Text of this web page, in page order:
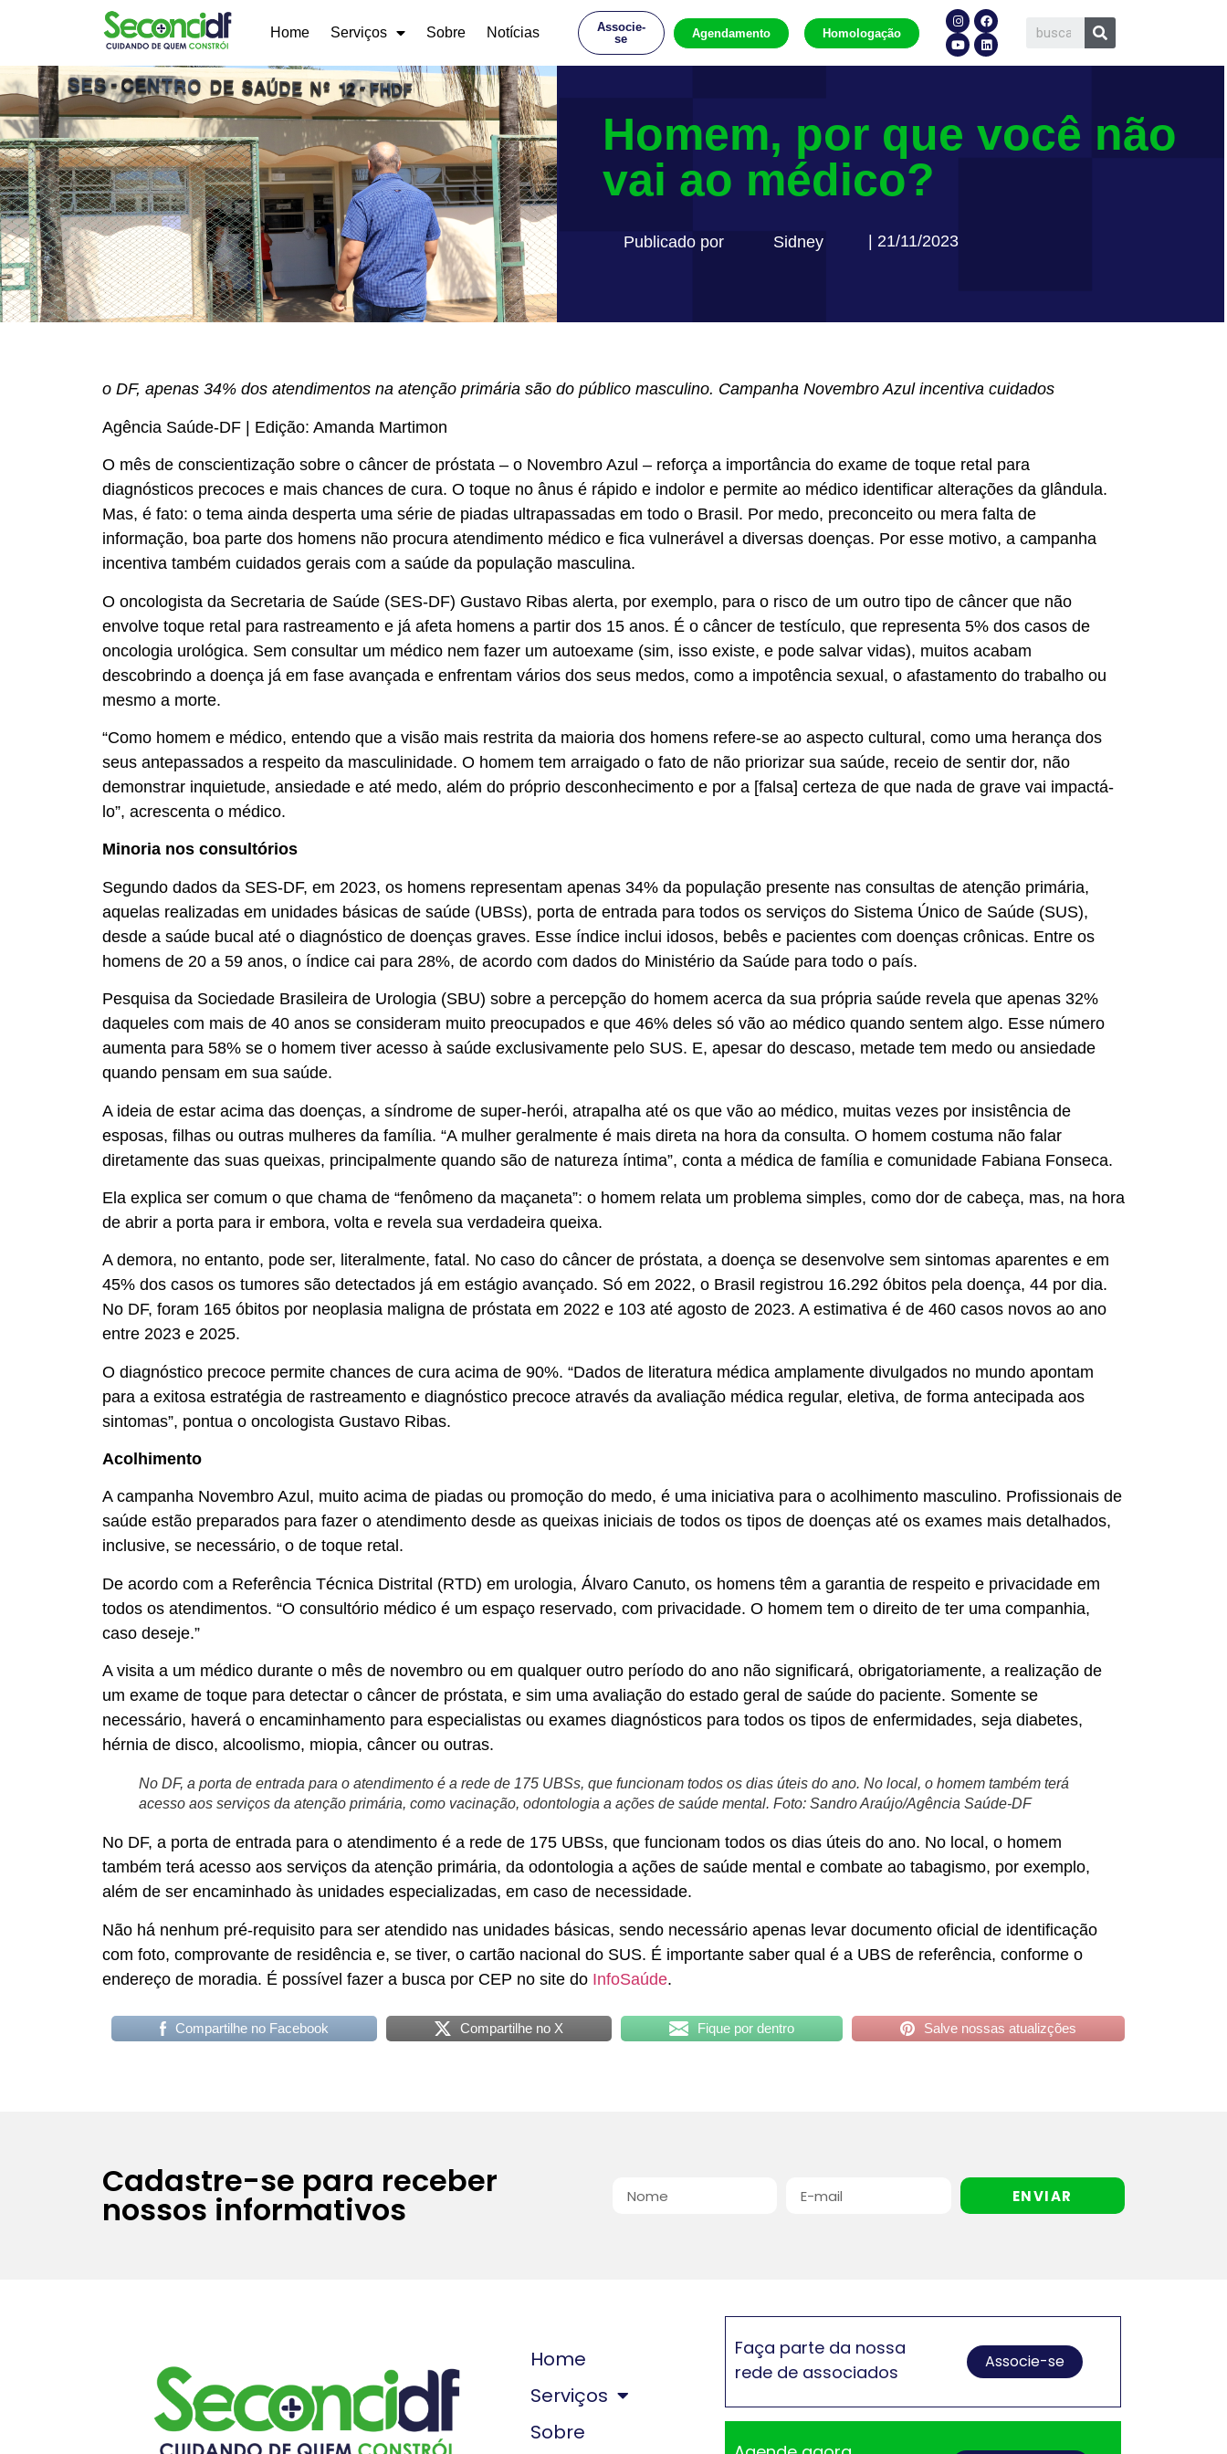
Home Serviços Sobre Notícias
Associe-
se
Agendamento Homologação
Homem, por que você não
vai ao médico?
Publicado por Sidney | 21/11/2023
o DF, apenas 34% dos atendimentos na atenção primária são do público masculino. Campanha Novembro Azul incentiva cuidados
Agência Saúde-DF | Edição: Amanda Martimon
O mês de conscientização sobre o câncer de próstata – o Novembro Azul – reforça a importância do exame de toque retal para
diagnósticos precoces e mais chances de cura. O toque no ânus é rápido e indolor e permite ao médico identificar alterações da glândula.
Mas, é fato: o tema ainda desperta uma série de piadas ultrapassadas em todo o Brasil. Por medo, preconceito ou mera falta de
informação, boa parte dos homens não procura atendimento médico e fica vulnerável a diversas doenças. Por esse motivo, a campanha
incentiva também cuidados gerais com a saúde da população masculina.
O oncologista da Secretaria de Saúde (SES-DF) Gustavo Ribas alerta, por exemplo, para o risco de um outro tipo de câncer que não
envolve toque retal para rastreamento e já afeta homens a partir dos 15 anos. É o câncer de testículo, que representa 5% dos casos de
oncologia urológica. Sem consultar um médico nem fazer um autoexame (sim, isso existe, e pode salvar vidas), muitos acabam
descobrindo a doença já em fase avançada e enfrentam vários dos seus medos, como a impotência sexual, o afastamento do trabalho ou
mesmo a morte.
“Como homem e médico, entendo que a visão mais restrita da maioria dos homens refere-se ao aspecto cultural, como uma herança dos
seus antepassados a respeito da masculinidade. O homem tem arraigado o fato de não priorizar sua saúde, receio de sentir dor, não
demonstrar inquietude, ansiedade e até medo, além do próprio desconhecimento e por a [falsa] certeza de que nada de grave vai impactá-
lo”, acrescenta o médico.
Minoria nos consultórios
Segundo dados da SES-DF, em 2023, os homens representam apenas 34% da população presente nas consultas de atenção primária,
aquelas realizadas em unidades básicas de saúde (UBSs), porta de entrada para todos os serviços do Sistema Único de Saúde (SUS),
desde a saúde bucal até o diagnóstico de doenças graves. Esse índice inclui idosos, bebês e pacientes com doenças crônicas. Entre os
homens de 20 a 59 anos, o índice cai para 28%, de acordo com dados do Ministério da Saúde para todo o país.
Pesquisa da Sociedade Brasileira de Urologia (SBU) sobre a percepção do homem acerca da sua própria saúde revela que apenas 32%
daqueles com mais de 40 anos se consideram muito preocupados e que 46% deles só vão ao médico quando sentem algo. Esse número
aumenta para 58% se o homem tiver acesso à saúde exclusivamente pelo SUS. E, apesar do descaso, metade tem medo ou ansiedade
quando pensam em sua saúde.
A ideia de estar acima das doenças, a síndrome de super-herói, atrapalha até os que vão ao médico, muitas vezes por insistência de
esposas, filhas ou outras mulheres da família. “A mulher geralmente é mais direta na hora da consulta. O homem costuma não falar
diretamente das suas queixas, principalmente quando são de natureza íntima”, conta a médica de família e comunidade Fabiana Fonseca.
Ela explica ser comum o que chama de “fenômeno da maçaneta”: o homem relata um problema simples, como dor de cabeça, mas, na hora
de abrir a porta para ir embora, volta e revela sua verdadeira queixa.
A demora, no entanto, pode ser, literalmente, fatal. No caso do câncer de próstata, a doença se desenvolve sem sintomas aparentes e em
45% dos casos os tumores são detectados já em estágio avançado. Só em 2022, o Brasil registrou 16.292 óbitos pela doença, 44 por dia.
No DF, foram 165 óbitos por neoplasia maligna de próstata em 2022 e 103 até agosto de 2023. A estimativa é de 460 casos novos ao ano
entre 2023 e 2025.
O diagnóstico precoce permite chances de cura acima de 90%. “Dados de literatura médica amplamente divulgados no mundo apontam
para a exitosa estratégia de rastreamento e diagnóstico precoce através da avaliação médica regular, eletiva, de forma antecipada aos
sintomas”, pontua o oncologista Gustavo Ribas.
Acolhimento
A campanha Novembro Azul, muito acima de piadas ou promoção do medo, é uma iniciativa para o acolhimento masculino. Profissionais de
saúde estão preparados para fazer o atendimento desde as queixas iniciais de todos os tipos de doenças até os exames mais detalhados,
inclusive, se necessário, o de toque retal.
De acordo com a Referência Técnica Distrital (RTD) em urologia, Álvaro Canuto, os homens têm a garantia de respeito e privacidade em
todos os atendimentos. “O consultório médico é um espaço reservado, com privacidade. O homem tem o direito de ter uma companhia,
caso deseje.”
A visita a um médico durante o mês de novembro ou em qualquer outro período do ano não significará, obrigatoriamente, a realização de
um exame de toque para detectar o câncer de próstata, e sim uma avaliação do estado geral de saúde do paciente. Somente se
necessário, haverá o encaminhamento para especialistas ou exames diagnósticos para todos os tipos de enfermidades, seja diabetes,
hérnia de disco, alcoolismo, miopia, câncer ou outras.
No DF, a porta de entrada para o atendimento é a rede de 175 UBSs, que funcionam todos os dias úteis do ano. No local, o homem também terá
acesso aos serviços da atenção primária, como vacinação, odontologia a ações de saúde mental. Foto: Sandro Araújo/Agência Saúde-DF
No DF, a porta de entrada para o atendimento é a rede de 175 UBSs, que funcionam todos os dias úteis do ano. No local, o homem
também terá acesso aos serviços da atenção primária, da odontologia a ações de saúde mental e combate ao tabagismo, por exemplo,
além de ser encaminhado às unidades especializadas, em caso de necessidade.
Não há nenhum pré-requisito para ser atendido nas unidades básicas, sendo necessário apenas levar documento oficial de identificação
com foto, comprovante de residência e, se tiver, o cartão nacional do SUS. É importante saber qual é a UBS de referência, conforme o
endereço de moradia. É possível fazer a busca por CEP no site do InfoSaúde.
Compartilhe no Facebook Compartilhe no X Fique por dentro Salve nossas atualizções
Cadastre-se para receber
nossos informativos ENVIAR
Home
Serviços
Sobre
Faça parte da nossa
rede de associados
Associe-se